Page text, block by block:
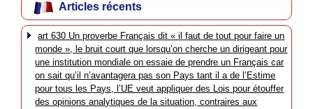
Articles récents
art 630 Un proverbe Français dit « il faut de tout pour faire un
monde », le bruit court que lorsqu’on cherche un dirigeant pour
une institution mondiale on essaie de prendre un Français car
on sait qu’il n’avantagera pas son Pays tant il a de l’Estime
pour tous les Pays, l’UE veut appliquer des Lois pour étouffer
des opinions analytiques de la situation, contraires aux